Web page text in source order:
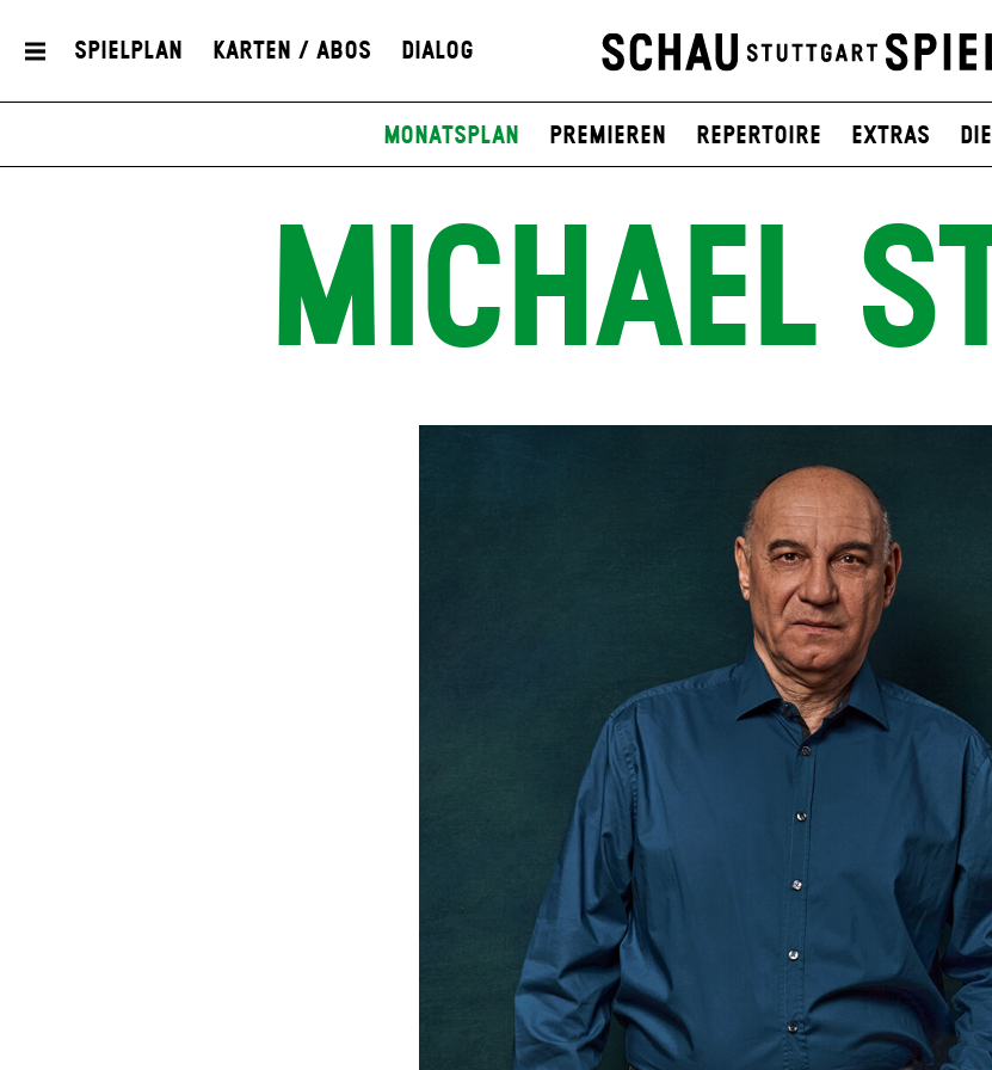
Spielplan Karten / Abos Dialog
Monatsplan Premieren Repertoire Extras
MICHAEL